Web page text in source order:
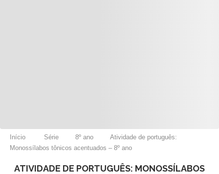
Início Série 8º ano
Atividade de português:
Monossílabos tônicos acentuados – 8º ano
ATIVIDADE DE PORTUGUÊS: MONOSSÍLABOS